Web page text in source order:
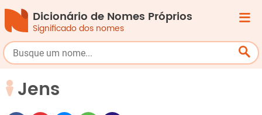
Dicionário de Nomes Próprios
Significado dos nomes
Jens